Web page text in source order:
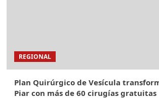
REGIONAL
Plan Quirúrgico de Vesícula
Piar con más de 60 cirugías gratuitas